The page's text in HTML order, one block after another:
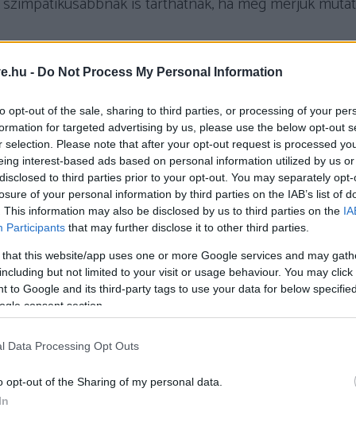
- Do Not Process My Personal Information
opt-out of the sale, sharing to third parties, or processing of your
for targeted advertising by us, please use the below opt-out
selection. Please note that after your opt-out request is processed
interest-based ads based on personal information utilized by us
to third parties prior to your opt-out. You may separately
of your personal information by third parties on the IAB’s list of
This information may also be disclosed by us to third parties on the
Participants that may further disclose it to other third parties.
that this website/app uses one or more Google services and may
but not limited to your visit or usage behaviour. You may
to Google and its third-party tags to use your data for below
consent section.
Data Processing Opt Outs
opt-out of the Sharing of my personal data.
-
megmutatjuk sebezhetőségünket és tökéletlen
a félelmek túlzóak a fejünkben, és hogya hibáink
nemhogy kevésbé, hanem sokszor
Mess Effect”-nek is nevezik a hatást). De
oldalunkat?
annak a kockázatát is vállaljuk, hogy a másik erre
sőt, ahogy a fenti hatás is mutatja, akár
az a lehetőség is ott van, hogy elutasítást vagy
igyekszünk védekezni.